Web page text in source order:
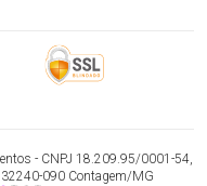
- CNPJ 18.209.95/0001-54,
090 Contagem/MG